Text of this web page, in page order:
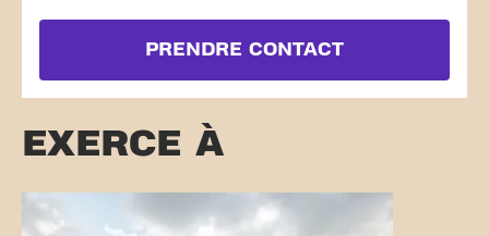
PRENDRE CONTACT
EXERCE À